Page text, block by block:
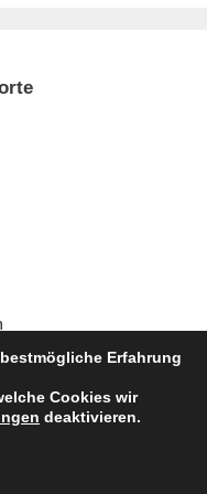
• Erstellt mit
Erfahrung
Cookies wir
deaktivieren.